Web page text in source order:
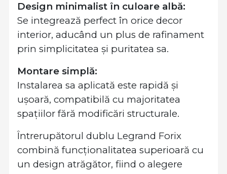
Design minimalist în culoare albă:
Se integrează perfect în orice decor
interior, aducând un plus de rafinament
prin simplicitatea și puritatea sa.
Montare simplă:
Instalarea sa aplicată este rapidă și
ușoară, compatibilă cu majoritatea
spațiilor fără modificări structurale.
Întrerupătorul dublu Legrand Forix
combină funcționalitatea superioară cu
un design atrăgător, fiind o alegere